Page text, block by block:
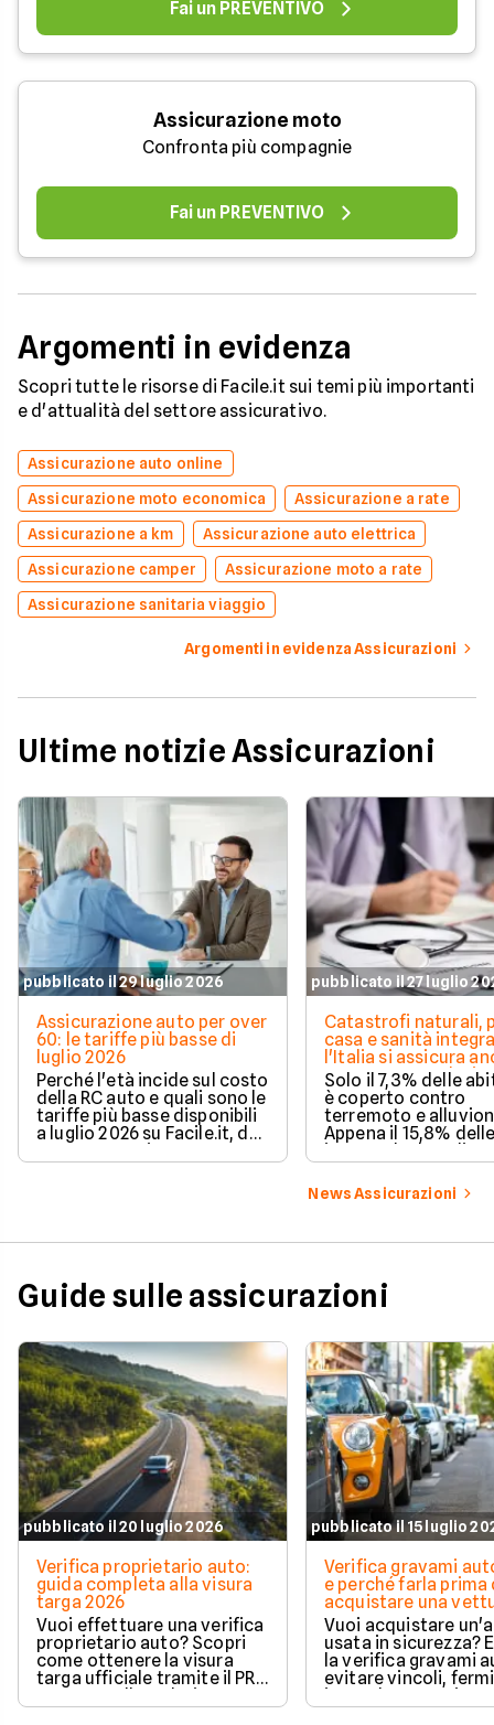
Fai un PREVENTIVO
Assicurazione moto
Confronta più compagnie
Fai un PREVENTIVO
Argomenti in evidenza
Scopri tutte le risorse di Facile.it sui temi più importanti
e d'attualità del settore assicurativo.
Assicurazione auto online
Assicurazione moto economica
Assicurazione a rate
Assicurazione a km
Assicurazione auto elettrica
Assicurazione camper
Assicurazione moto a rate
Assicurazione sanitaria viaggio
Argomenti in evidenza Assicurazioni
Ultime notizie Assicurazioni
pubblicato il 29 luglio 2026
Assicurazione auto per over
60: le tariffe più basse di
luglio 2026
Perché l'età incide sul costo
della RC auto e quali sono le
tariffe più basse disponibili
a luglio 2026 su Facile.it, da
106,32€ annui.
pubblicato il 27 luglio
Catastrofi naturali,
casa e sanità
l'Italia si assicura
troppo poco. I dati
Solo il 7,3% delle
è coperto contro
terremoto e
Appena il 15,8%
imprese ha la polizza
catastrofale
dati ANIA 2025 sul
assicurativo
News Assicurazioni
Guide sulle assicurazioni
pubblicato il 20 luglio 2026
Verifica proprietario auto:
guida completa alla visura
targa 2026
Vuoi effettuare una verifica
proprietario auto? Scopri
come ottenere la visura
targa ufficiale tramite il PRA
per controllare dati e
vincoli in totale sicurezza.
pubblicato il 15 luglio
Verifica gravami
e perché farla prima
acquistare una
Vuoi acquistare
usata in sicurezza?
la verifica gravami
evitare vincoli,
ipoteche. Scopri
tutelare il tuo